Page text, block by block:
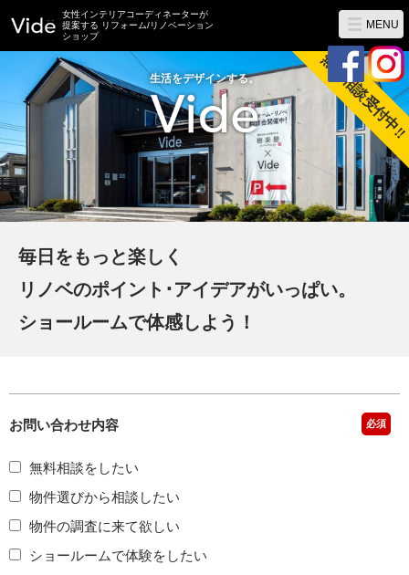
女性インテリアコーディネーターが
提案する リフォーム/リノベーション
ショップ
毎日をもっと楽しく
リノベのポイント･アイデアがいっぱい。
ショールームで体感しよう！
無料相談受付中!!
生活をデザインする。
MENU
お問い合わせ内容 必須
無料相談をしたい
物件選びから相談したい
物件の調査に来て欲しい
ショールームで体験をしたい